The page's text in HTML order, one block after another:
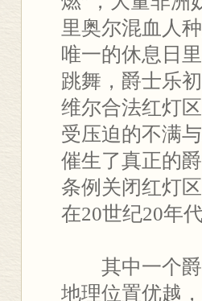
里奥尔混血人
唯一的休息日
跳舞，爵士乐
维尔合法红灯
受压迫的不满
催生了真正的
条例关闭红灯
在20世纪20年
其中一个
地理位置优越